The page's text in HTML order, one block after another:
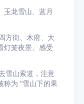
玉龙雪山、蓝月
方街、木府、大
灯笼夜景、感受
雪山索道，注意
称为 “雪山下的果